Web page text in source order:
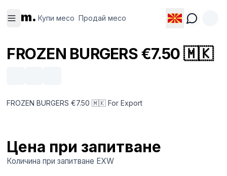
m. Купи месо Продай месо
месо
месо
FROZEN BURGERS €7.50 🇲🇰
FROZEN BURGERS €7.50 🇲🇰 For Export
Цена при запитване
Количина при запитване EXW